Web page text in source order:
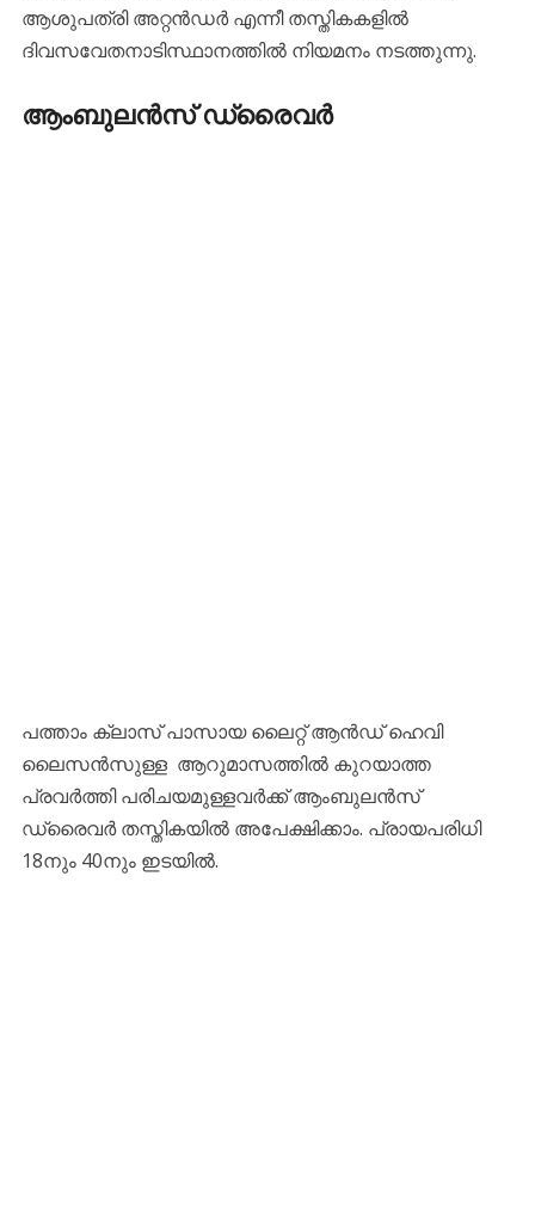
ആശുപത്രി അറ്റൻഡർ എന്നീ തസ്തികകളിൽ
ദിവസവേതനാടിസ്ഥാനത്തിൽ നിയമനം നടത്തുന്നു.
ആംബുലൻസ് ഡ്രൈവർ
പത്താം ക്ലാസ് പാസായ ലൈറ്റ് ആൻഡ് ഹെവി
ലൈസൻസുള്ള ആറുമാസത്തിൽ കുറയാത്ത
പ്രവർത്തി പരിചയമുള്ളവർക്ക് ആംബുലൻസ്
ഡ്രൈവർ തസ്തികയിൽ അപേക്ഷിക്കാം. പ്രായപരിധി
18നും 40നും ഇടയിൽ.